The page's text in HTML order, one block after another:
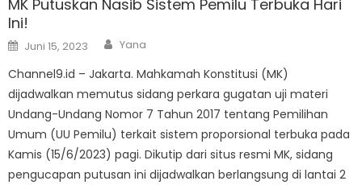
MK Putuskan Nasib Sistem Pemilu Terbuka Hari
Ini!
Posted
on
Juni 15, 2023 Author
Yana
Channel9.id – Jakarta. Mahkamah Konstitusi (MK)
dijadwalkan memutus sidang perkara gugatan uji materi
Undang-Undang Nomor 7 Tahun 2017 tentang Pemilihan
Umum (UU Pemilu) terkait sistem proporsional terbuka pada
Kamis (15/6/2023) pagi. Dikutip dari situs resmi MK, sidang
pengucapan putusan ini dijadwalkan berlangsung di lantai 2